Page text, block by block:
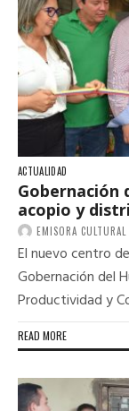
ACTUALIDAD
Gobernación
acopio y
EMISORA
El nuevo centro
Gobernación del
Productividad y
READ MORE